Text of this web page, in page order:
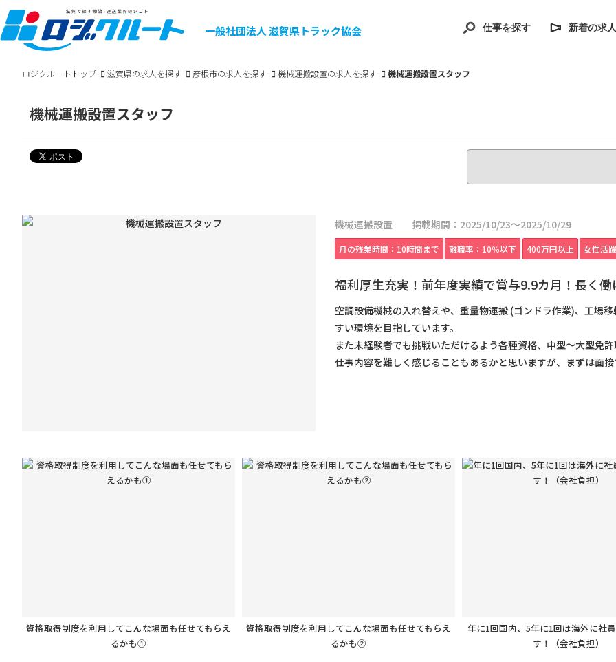
一般社団法人 滋賀県トラック協会 仕事を探す 新着の求人
ロジクルートトップ 滋賀県の求人を探す 彦根市の求人を探す 機械運搬設置の求人を探す 機械運搬設置スタッフ
機械運搬設置スタッフ
機械運搬設置 掲載期間：2025/10/23～2025/10/29
月の残業時間：10時間まで 離職率：10％以下 400万円以上 女性活
福利厚生充実！前年度実績で賞与9.9カ月！長く
空調設備機械の入れ替えや、重量物運搬 (ゴンドラ作業)、工場
すい環境を目指しています。
また未経験者でも挑戦いただけるよう各種資格、中型～大型免
仕事内容を難しく感じることもあるかと思いますが、まずは面
資格取得制度を利用してこんな場面も任せてもらえ
るかも①
資格取得制度を利用してこんな場面も任せてもらえ
るかも②
年に1回国内、5年に1回は海外に社
す！（会社負担）